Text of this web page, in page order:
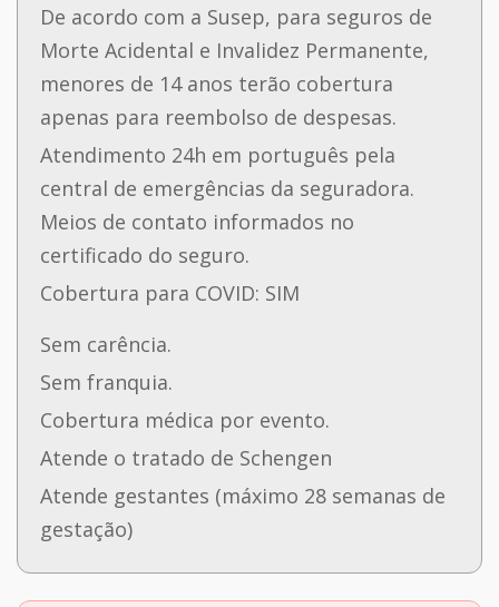
De acordo com a Susep, para seguros de
Morte Acidental e Invalidez Permanente,
menores de 14 anos terão cobertura
apenas para reembolso de despesas.
Atendimento 24h em português pela
central de emergências da seguradora.
Meios de contato informados no
certificado do seguro.
Cobertura para COVID: SIM
Sem carência.
Sem franquia.
Cobertura médica por evento.
Atende o tratado de Schengen
Atende gestantes (máximo 28 semanas de
gestação)